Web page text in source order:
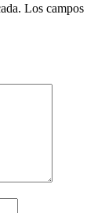
Los campos